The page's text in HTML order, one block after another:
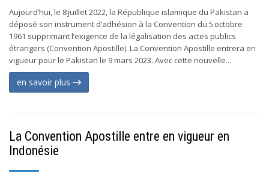
Aujourd’hui, le 8 juillet 2022, la République islamique du Pakistan a
déposé son instrument d’adhésion à la Convention du 5 octobre
1961 supprimant l’exigence de la légalisation des actes publics
étrangers (Convention Apostille). La Convention Apostille entrera en
vigueur pour le Pakistan le 9 mars 2023. Avec cette nouvelle...
en savoir plus
La Convention Apostille entre en vigueur en
Indonésie